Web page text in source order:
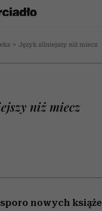
> Język silniejszy niż miecz
niż miecz
sporo nowych